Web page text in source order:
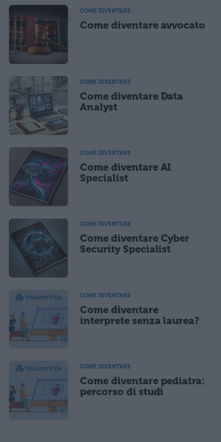
COME DIVENTARE
Come diventare avvocato
COME DIVENTARE
Come diventare Data
Analyst
COME DIVENTARE
Come diventare AI
Specialist
COME DIVENTARE
Come diventare Cyber
Security Specialist
COME DIVENTARE
Come diventare
interprete senza laurea?
COME DIVENTARE
Come diventare pediatra:
percorso di studi